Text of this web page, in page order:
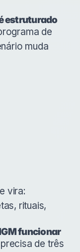
estruturado
de
muda
vira:
rituais,
funcionar
de três